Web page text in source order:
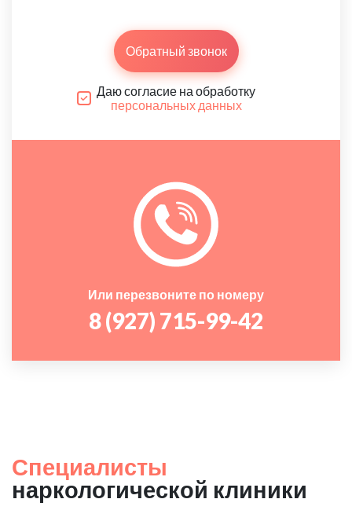
Обратный звонок
Даю согласие на обработку
персональных данных
Или перезвоните по номеру
8 (927) 715-99-42
Специалисты
наркологической клиники